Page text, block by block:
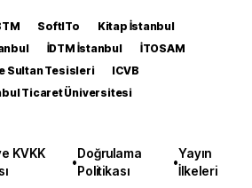
SoftITo
Kitap İstanbul
İDTM İstanbul
İTOSAM
Sultan Tesisleri
ICVB
Ticaret Üniversitesi
KVKK
•
Doğrulama
Politikası
•
Yayın
İlkeleri